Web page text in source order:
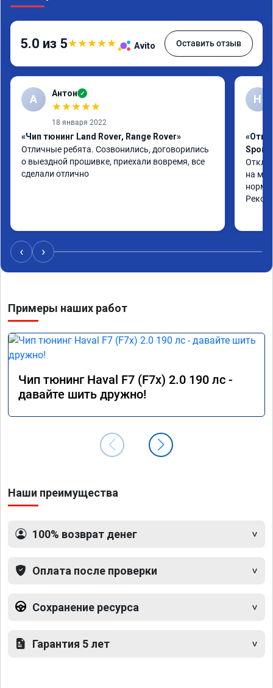
5.0 из 5★★★★★ Avito Оставить отзыв
А Антон ✓
★★★★★
18 января 2022
«Чип тюнинг Land Rover, Range Rover»
Отличные ребята. Созвонились, договорились
о выездной прошивке, приехали вовремя, все
сделали отлично
Н
Sport
на
‹ ›
Примеры наших работ
Чип тюнинг Haval F7 (F7x) 2.0 190 лс -
давайте шить дружно!
Наши преимущества
100% возврат денег
Оплата после проверки
Сохранение ресурса
Гарантия 5 лет